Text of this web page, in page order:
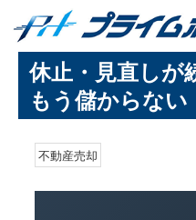
休止・見直しが
もう儲からない
不動産売却